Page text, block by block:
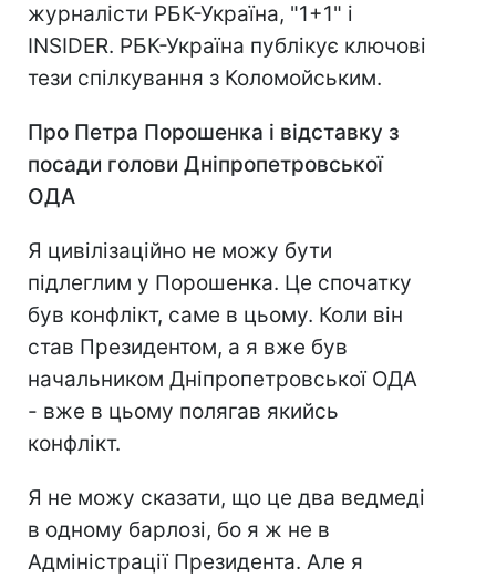
журналісти РБК-Україна, "1+1" і
INSIDER. РБК-Україна публікує ключові
тези спілкування з Коломойським.
Про Петра Порошенка і відставку з
посади голови Дніпропетровської
ОДА
Я цивілізаційно не можу бути
підлеглим у Порошенка. Це спочатку
був конфлікт, саме в цьому. Коли він
став Президентом, а я вже був
начальником Дніпропетровської ОДА
- вже в цьому полягав якийсь
конфлікт.
Я не можу сказати, що це два ведмеді
в одному барлозі, бо я ж не в
Адміністрації Президента. Але я